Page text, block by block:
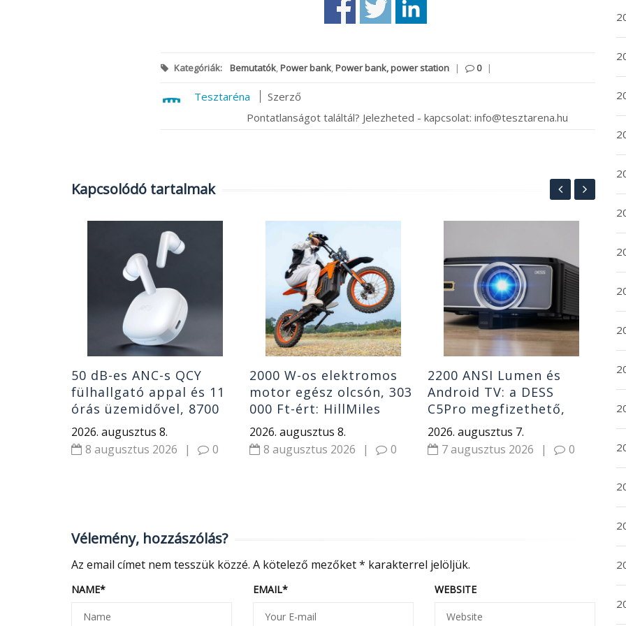
Kategóriák: Bemutatók,Power bank,Power bank, power station | 0 |
Tesztaréna
Szerző
Pontatlanságot találtál? Jelezheted - kapcsolat: info@tesztarena.hu
Kapcsolódó tartalmak
50 dB-es ANC-s QCY
fülhallgató appal és 11
órás üzemidővel, 8700
Ft-ért
2026. augusztus 8.
8 augusztus 2026
| 0
2000 W-os elektromos
motor egész olcsón, 303
000 Ft-ért: HillMiles
MilePop 1
2026. augusztus 8.
8 augusztus 2026
| 0
2200 ANSI Lumen és
Android TV: a DESS
C5Pro megfizethető,
mégsem tipikus olcsó
projektor
2026. augusztus 7.
7 augusztus 2026
| 0
Vélemény, hozzászólás?
Az email címet nem tesszük közzé. A kötelező mezőket* karakterrel jelöljük.
NAME* EMAIL* WEBSITE